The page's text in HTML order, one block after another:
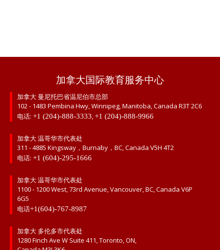
加拿大国际教育服务中心
加拿大 曼尼托巴省温尼伯市总部
102 - 1483 Pembina Hwy, Winnipeg, Manitoba, Canada R3T 2C6
电话: +1 (204)-888-3333,+1 (204)-888-9966
加拿大 温哥华市代表处
311 - 4885 Kingsway，Burnaby，BC, Canada V5H 4T2
电话: +1 (604)-295-1666
加拿大 温哥华市代表处
1100 - 1200 West, 73rd Avenue, Vancouver, BC, Canada V6P
6G5
电话+1(604)-767-8987
加拿大 多伦多市代表处
1280 Finch Ave W Suite 411, Toronto, ON,